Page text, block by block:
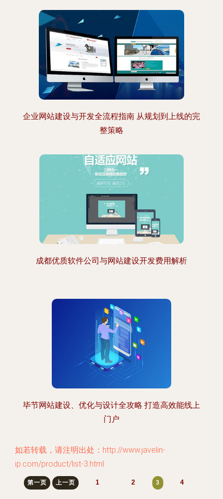
企业网站建设与开发全流程指南 从规划到上线的完
整策略
成都优质软件公司与网站建设开发费用解析
毕节网站建设、优化与设计全攻略 打造高效能线上
门户
如若转载，请注明出处：http://www.javelin-
ip.com/product/list-3.html
第一页 上一页 1 2 3 4